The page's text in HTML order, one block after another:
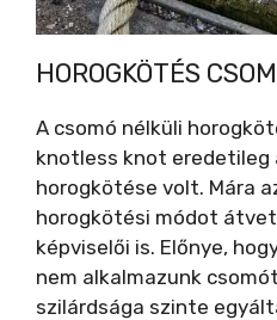
HOROGKÖTÉS
A csomó nélküli
knotless knot eredetileg
horogkötése volt. Mára
horogkötési módot
képviselői is. Előnye,
nem alkalmazunk
szilárdsága szinte